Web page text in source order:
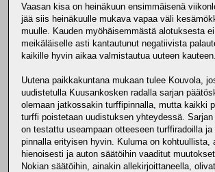
Vaasan kisa on heinäkuun ensimmäisenä
jää siis heinäkuulle mukava vapaa väli
muulle. Kauden myöhäisemmästä alotuksesta
meikäläiselle asti kantautunut negatiivista
kaikille hyvin aikaa valmistautua uuteen kauteen.
Uutena paikkakuntana mukaan tulee Kouvola,
uudistetulla Kuusankosken radalla sarjan
olemaan jatkossakin turffipinnalla, mutta kaikki
turffi poistetaan uudistuksen yhteydessä.
on testattu useampaan otteeseen turffiradoilla
pinnalla erityisen hyvin. Kuluma on kohtuullista,
hienoisesti ja auton säätöihin vaaditut
Nokian säätöihin, ainakin allekirjoittaneella,